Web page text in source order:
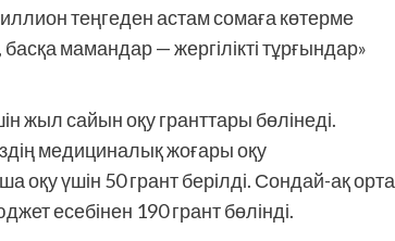
теңгеден астам сомаға көтерме
мамандар — жергілікті тұрғындар»
жыл сайын оқу гранттары бөлінеді.
медициналық жоғары оқу
үшін 50 грант берілді. Сондай-ақ орта
есебінен 190 грант бөлінді.